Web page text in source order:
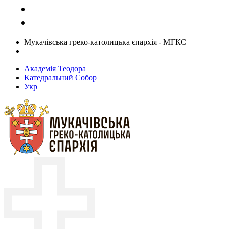
Мукачівська греко-католицька єпархія - МГКЄ
Академія Теодора
Катедральний Собор
Укр